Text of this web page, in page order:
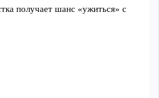
получает шанс «ужиться» с